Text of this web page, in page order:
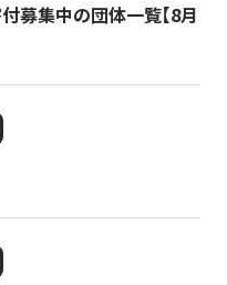
募集中の団体一覧【8月